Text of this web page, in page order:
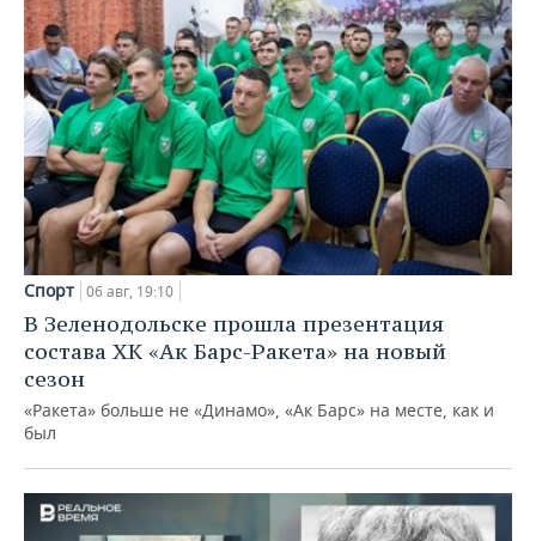
Спорт 06 авг, 19:10
В Зеленодольске прошла презентация
состава ХК «Ак Барс-Ракета» на новый
сезон
«Ракета» больше не «Динамо», «Ак Барс» на месте, как и
был